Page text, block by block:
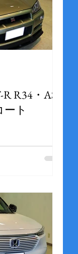
R34・AS-
ト